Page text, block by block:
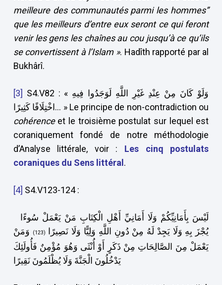
meilleure des communautés parmi les hommes”
que les meilleurs d’entre eux seront ce qui feront
venir les gens les chaînes au cou jusqu’à ce qu’ils
se convertissent à l’Islam ». Hadîth rapporté par al
Bukhârî.
[3] S4.V82 : « وَلَوْ كَانَ مِنْ عِنْدِ غَيْرِ اللَّهِ لَوَجَدُوا فِيهِ
اخْتِلَافًا كَثِيرًا… » Le principe de non-contradiction ou
cohérenceet le troisième postulat sur lequel est
coraniquement fondé de notre méthodologie
d’Analyse littérale, voir : Les cinq postulats
coraniques du Sens littéral .
[4] S4.V123-124 :
يُجْزَ بِهِ وَلَا يَجِدْ لَهُ مِنْ دُونِ اللَّهِ وَلِيًّا وَلَا نَصِيرًا (123)
وَمَنْ
يَعْمَلْ مِنَ الصَّالِحَاتِ مِنْ ذَكَرٍ أَوْ أُنْثَى وَهُوَ مُؤْمِنٌ فَأُولَئِكَ
يَدْخُلُونَ الْجَنَّةَ وَلَا يُظْلَمُونَ نَقِيرًا